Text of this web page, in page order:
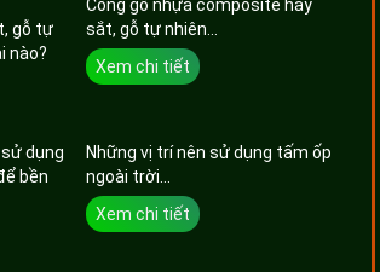
Cổng gỗ nhựa composite hay
sắt, gỗ tự nhiên...
Xem chi tiết
Những vị trí nên sử dụng tấm ốp
ngoài trời...
Xem chi tiết